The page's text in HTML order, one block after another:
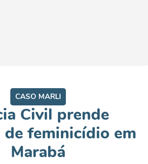
CASO MARLI
Civil prende
de feminicídio em
Marabá